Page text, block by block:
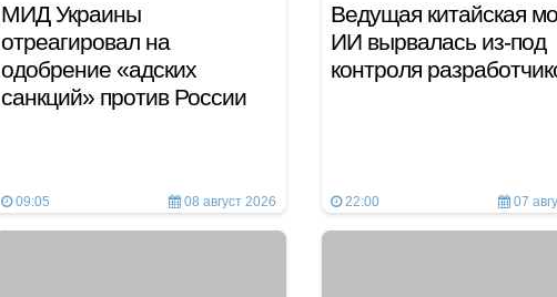
МИД Украины
отреагировал на
одобрение «адских
санкций» против России
09:05 08 август 2026
Ведущая китайская
ИИ вырвалась из-под
контроля
22:00 07